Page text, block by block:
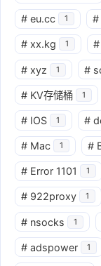
# eu.cc 1 #
# xx.kg 1 #
# xyz 1 #
# KV存储桶 1
# IOS 1 #
# Mac 1 #
# Error 1101 1
# 922proxy 1
# nsocks 1
# adspower 1